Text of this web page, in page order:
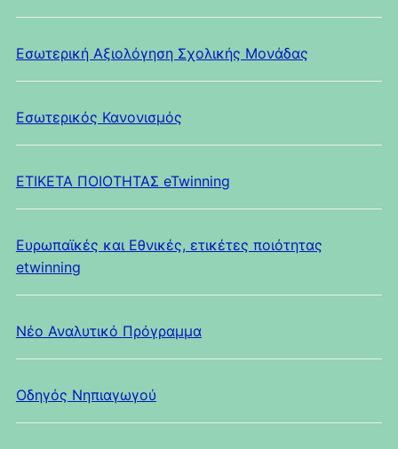
Εσωτερική Αξιολόγηση Σχολικής Μονάδας
Εσωτερικός Κανονισμός
ΕΤΙΚΕΤΑ ΠΟΙΟΤΗΤΑΣ eTwinning
Ευρωπαϊκές και Εθνικές, ετικέτες ποιότητας
etwinning
Νέο Αναλυτικό Πρόγραμμα
Οδηγός Νηπιαγωγού